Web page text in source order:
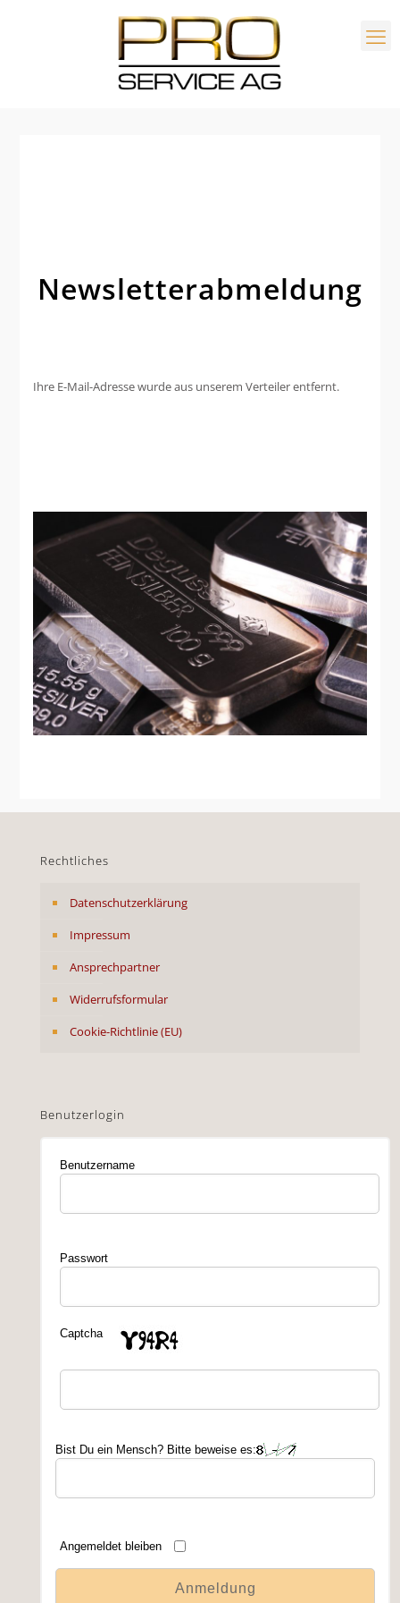
Newsletterabmeldung
Ihre E-Mail-Adresse wurde aus unserem Verteiler entfernt.
Rechtliches
Datenschutzerklärung
Impressum
Ansprechpartner
Widerrufsformular
Cookie-Richtlinie (EU)
Benutzerlogin
Benutzername
Passwort
Captcha
Bist Du ein Mensch? Bitte beweise es:
Angemeldet bleiben